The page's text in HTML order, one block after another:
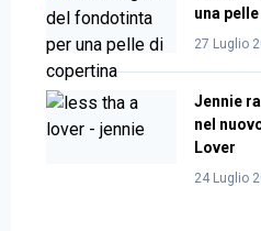
una
27 Luglio
Jennie
nel
Lover
24 Luglio